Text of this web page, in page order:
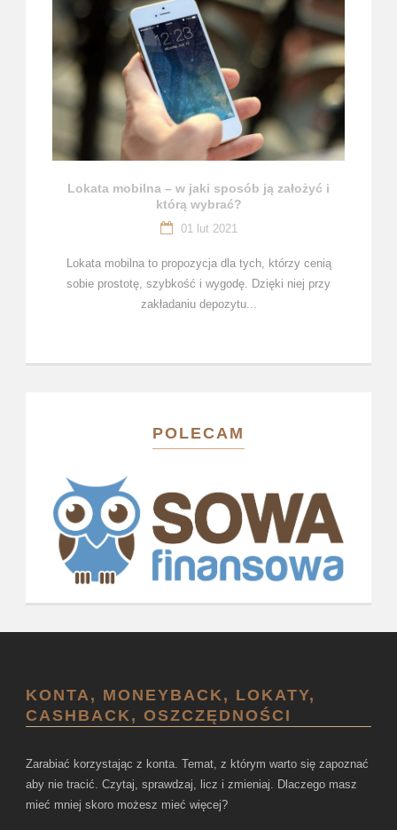
Lokata mobilna – w jaki sposób ją założyć i
którą wybrać?
01 lut 2021
Lokata mobilna to propozycja dla tych, którzy cenią
sobie prostotę, szybkość i wygodę. Dzięki niej przy
zakładaniu depozytu...
POLECAM
KONTA, MONEYBACK, LOKATY,
CASHBACK, OSZCZĘDNOŚCI
Zarabiać korzystając z konta. Temat, z którym warto się zapoznać
aby nie tracić. Czytaj, sprawdzaj, licz i zmieniaj. Dlaczego masz
mieć mniej skoro możesz mieć więcej?